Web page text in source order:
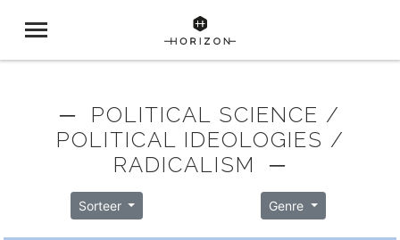
─ POLITICAL SCIENCE /
POLITICAL IDEOLOGIES /
RADICALISM ─
Sorteer Genre